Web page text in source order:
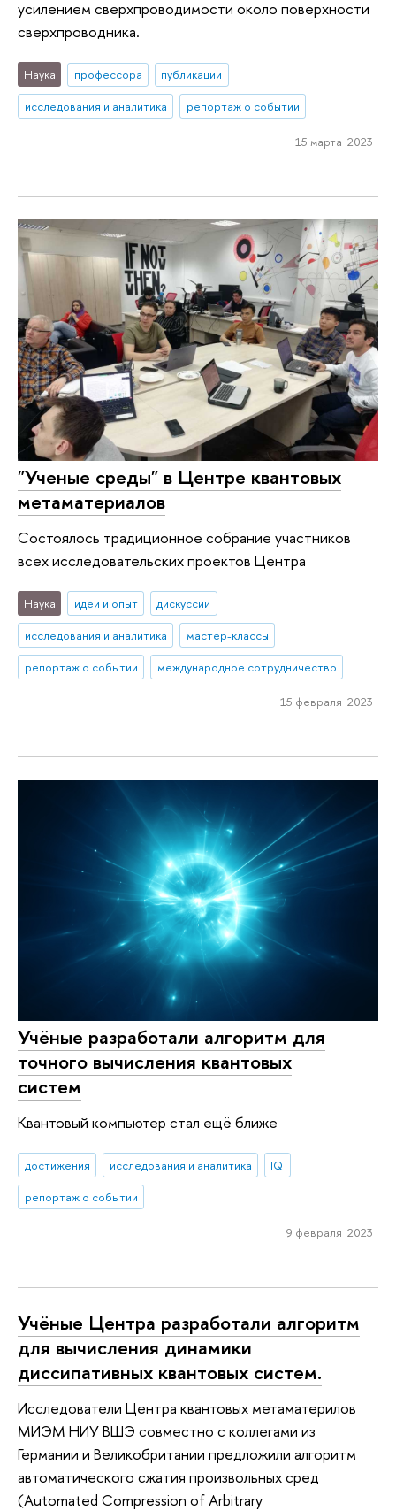
усилением сверхпроводимости около поверхности
сверхпроводника.
Наука профессора
публикации
исследования и аналитика
репортаж о событии
15 марта 2023
"Ученые среды" в Центре квантовых
метаматериалов
Состоялось традиционное собрание участников
всех исследовательских проектов Центра
Наука идеи и опыт
дискуссии
исследования и аналитика
мастер-классы
репортаж о событии
международное сотрудничество
15 февраля 2023
Учёные разработали алгоритм для
точного вычисления квантовых
систем
Квантовый компьютер стал ещё ближе
достижения исследования и аналитика
IQ
репортаж о событии
9 февраля 2023
Учёные Центра разработали алгоритм
для вычисления динамики
диссипативных квантовых систем.
Исследователи Центра квантовых метаматерилов
МИЭМ НИУ ВШЭ совместно с коллегами из
Германии и Великобритании предложили алгоритм
автоматического сжатия произвольных сред
(Automated Compression of Arbitrary